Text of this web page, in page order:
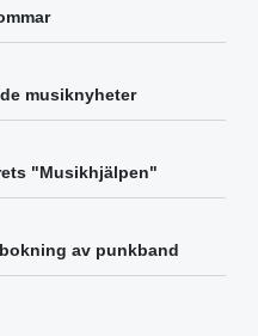
musiknyheter
"Musikhjälpen"
av punkband